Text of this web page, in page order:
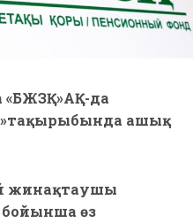
«БЖЗҚ»АҚ-да
ашық
жинақтаушы
бойынша өз